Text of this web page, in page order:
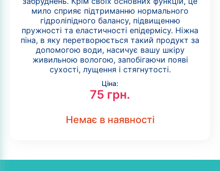
мило сприяє підтриманню нормального
гідроліпідного балансу, підвищенню
пружності та еластичності епідермісу. Ніжна
піна, в яку перетворюється такий продукт за
допомогою води, насичує вашу шкіру
живильною вологою, запобігаючи появі
сухості, лущення і стягнутості.
Ціна:
75 грн.
Немає в наявності